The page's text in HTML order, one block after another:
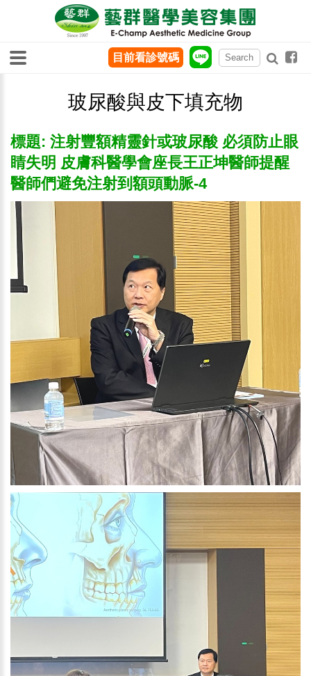
玻尿酸與皮下填充物
標題: 注射豐額精靈針或玻尿酸 必須防止眼
睛失明 皮膚科醫學會座長王正坤醫師提醒
醫師們避免注射到額頭動脈-4
目前看診號碼